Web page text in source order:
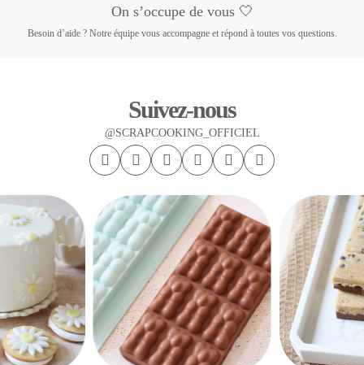
On s’occupe de vous 🤍
Besoin d’aide ? Notre équipe vous accompagne et répond à toutes vos questions.
Suivez-nous
@SCRAPCOOKING_OFFICIEL